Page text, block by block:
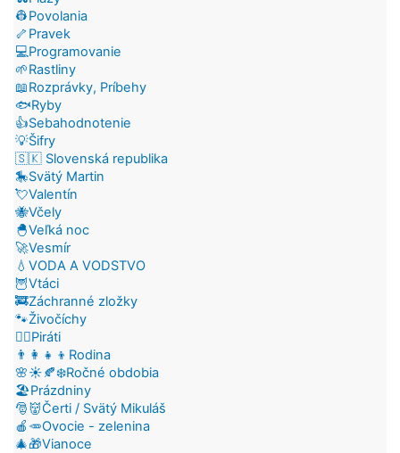
👷Povolania
🦴Pravek
💻Programovanie
🌱Rastliny
📖Rozprávky, Príbehy
🐟Ryby
👍Sebahodnotenie
💡Šifry
🇸🇰 Slovenská republika
🎠Svätý Martin
💘Valentín
🐝Včely
🐣Veľká noc
🚀Vesmír
💧VODA A VODSTVO
🦉Vtáci
🚒Záchranné zložky
🐾Živočíchy
🏴‍☠️Piráti
👨‍👩‍👧‍👦Rodina
🌸☀️🍂❄️Ročné obdobia
🏖️Prázdniny
🎅👹Čerti / Svätý Mikuláš
🍎🥕Ovocie - zelenina
🎄🎁Vianoce